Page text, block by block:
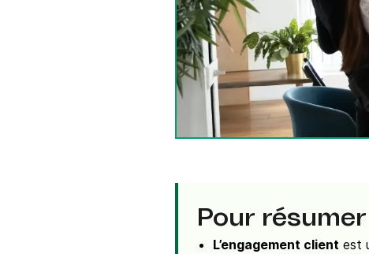
Intégrations
Connectez Brevo à plus de 150 outils numériques
comme Shopify, WordPress, Stripe, Zapier, etc.
Pour
L’engagement client est